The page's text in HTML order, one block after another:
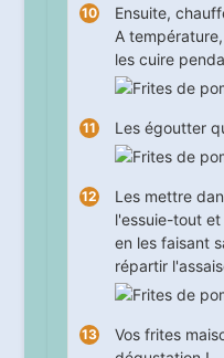
Ensuite,
A
les cuire
Les égoutter
Les mettre
l'essuie-tout
en les faisant
répartir
Vos frites